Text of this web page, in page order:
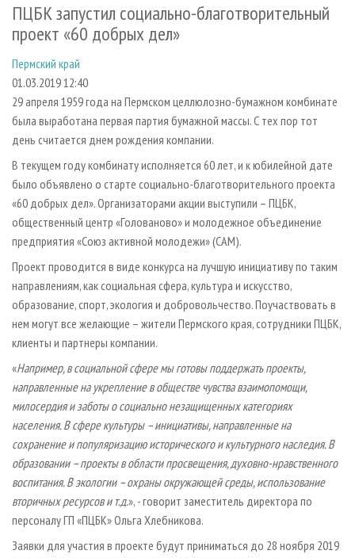
ЛЕСОПИЛЕНИЕ
СУШКА ДРЕВЕСИНЫ
ПРОИЗВОДСТВО ДРЕВЕСНЫХ ПЛИТ
ДЕРЕВЯННОЕ ДОМОСТРОЕНИЕ
ПРОИЗВОДСТВО МЕБЕЛИ
БИОЭНЕРГЕТИКА
ЦБП
ИНСТРУМЕНТ И МАТЕРИАЛЫ
НОВОСТИ ЖУРНАЛА
ПРЕДПРИЯТИЯ ЛПК
ПЕРСОНЫ
МОБИЛЬНЫЕ ВЫСТАВКИ
ОФИЦИАЛЬНЫЕ ДЕЛЕГАЦИИ
ПРИОРИТЕТНЫЕ ИНВЕСТПРОЕКТЫ
RUSSIAN FORESTRY REVIEW
ГАЗЕТА ЛЕСПРОМФОРУМ
БИБЛИОТЕКА СПЕЦИАЛИСТА
АРХИВ ЖУРНАЛОВ
О ЖУРНАЛЕ
ПОДПИСКА
КОНТАКТЫ
РЕКЛАМОДАТЕЛЯМ
РЕКЛАМА
РЕКЛАМА НА САЙТЕ
ПЦБК запустил социально-благотворительный
проект «60 добрых дел»
Пермский край
01.03.2019 12:40
29 апреля 1959 года на Пермском целлюлозно-бумажном комбинате
была выработана первая партия бумажной массы. С тех пор тот
день считается днем рождения компании.
В текущем году комбинату исполняется 60 лет, и к юбилейной дате
было объявлено о старте социально-благотворительного проекта
«60 добрых дел». Организаторами акции выступили – ПЦБК,
общественный центр «Голованово» и молодежное объединение
предприятия «Союз активной молодежи» (САМ).
Проект проводится в виде конкурса на лучшую инициативу по таким
направлениям, как социальная сфера, культура и искусство,
образование, спорт, экология и добровольчество. Поучаствовать в
нем могут все желающие – жители Пермского края, сотрудники ПЦБК,
клиенты и партнеры компании.
«Например, в социальной сфере мы готовы поддержать проекты,
направленные на укрепление в обществе чувства взаимопомощи,
милосердия и заботы о социально незащищенных категориях
населения. В сфере культуры – инициативы, направленные на
сохранение и популяризацию исторического и культурного наследия. В
образовании – проекты в области просвещения, духовно-нравственного
воспитания. В экологии – охраны окружающей среды, использование
вторичных ресурсов и т.д.», - говорит заместитель директора по
персоналу ГП «ПЦБК» Ольга Хлебникова.
Заявки для участия в проекте будут приниматься до 28 ноября 2019